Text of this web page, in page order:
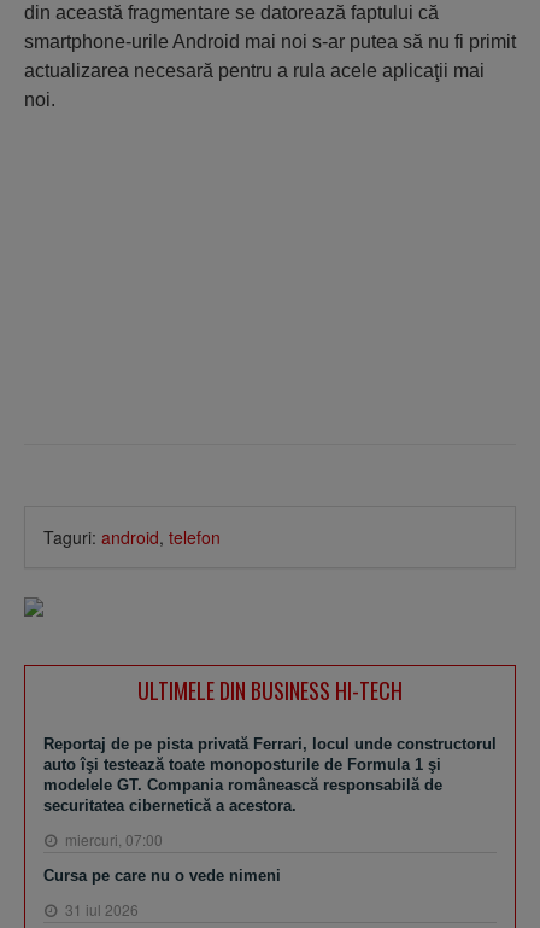
din această fragmentare se datorează faptului că
smartphone-urile Android mai noi s-ar putea să nu fi primit
actualizarea necesară pentru a rula acele aplicaţii mai
noi.
Taguri: android, telefon
ULTIMELE DIN BUSINESS HI-TECH
Reportaj de pe pista privată Ferrari, locul unde constructorul
auto îşi testează toate monoposturile de Formula 1 şi
modelele GT. Compania românească responsabilă de
securitatea cibernetică a acestora.
miercuri, 07:00
Cursa pe care nu o vede nimeni
31 iul 2026